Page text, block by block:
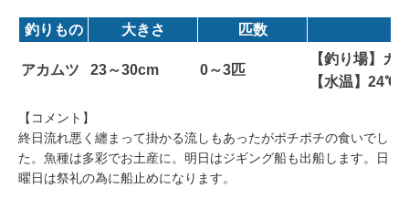
釣りもの 大きさ 匹数
アカムツ 23～30cm 0～3匹
【釣り場】
【水温】
【コメント】
終日流れ悪く纏まって掛かる流しもあったがポチポチの食いでし
た。魚種は多彩でお土産に。明日はジギング船も出船します。日
曜日は祭礼の為に船止めになります。